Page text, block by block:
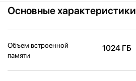
Основные характеристики
Объем встроенной
памяти
1024 ГБ